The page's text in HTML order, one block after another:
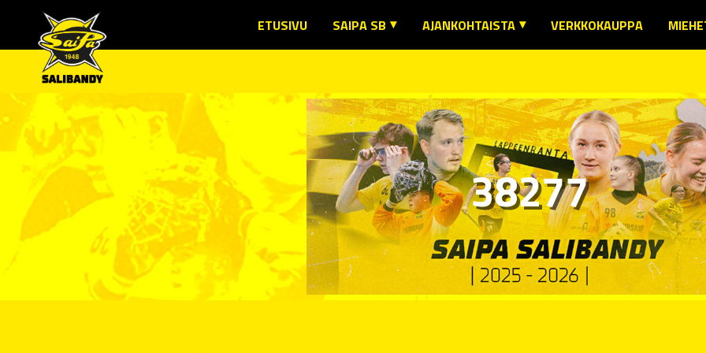
ETUSIVU SAIPA SB
JÄSENYYS JA SÄÄNNÖT
TOIMIHENKILÖILLE
LUT JA LAB -YHTEISTYÖ
JÄSENEDUT
SEURAN KAUSIKORTTI
LIIKUNTA- JA KULTTUURIETUJEN KÄYTTÖ
EDUSTUSJOUKKUEIDEN OTTELUINFO
YHTEYSTIEDOT
AJANKOHTAISTA
SEURAN TIEDOTTEET
MIESTEN EDUSTUSTEN TIEDOTTEET
NAISTEN EDUSTUKSEN TIEDOTTEET
MUIDEN JOUKKUEIDEN TIEDOTTEET
VERKKOKAUPPA
38277